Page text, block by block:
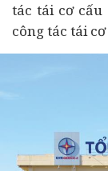
tác tái cơ cấu
công tác tái cơ